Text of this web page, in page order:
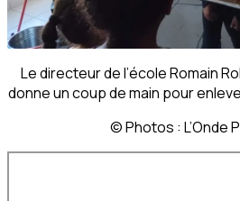
Le directeur de l’école Romain
donne un coup de main pour
© Photos : L’Onde